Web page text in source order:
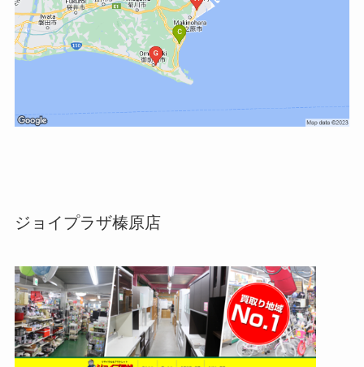
ジョイプラザ榛原店